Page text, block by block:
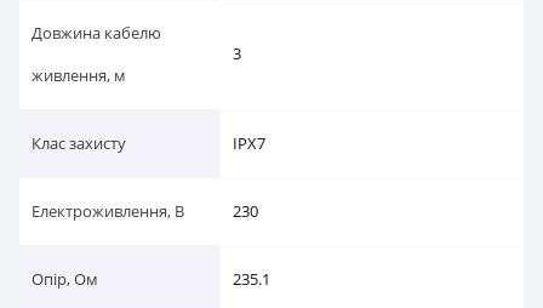
Довжина кабелю
живлення, м
3
Клас захисту IPX7
Електроживлення, В 230
Опір, Ом 235.1